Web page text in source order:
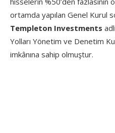
ortamda yapılan Genel Kurul
Templeton Investments
Yolları Yönetim ve Denetim
imkânına sahip olmuştur.